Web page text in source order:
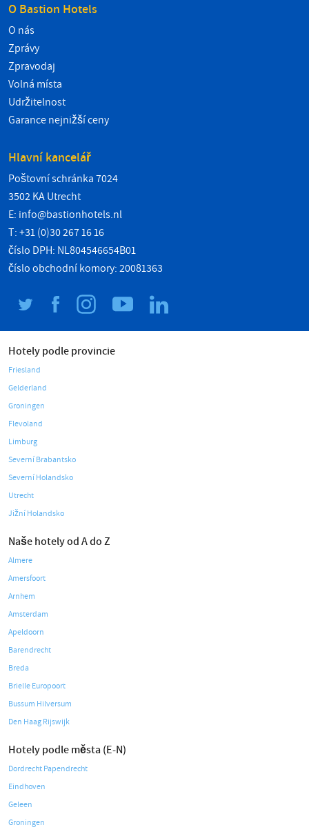
O Bastion Hotels
O nás
Zprávy
Zpravodaj
Volná místa
Udržitelnost
Garance nejnižší ceny
Hlavní kancelář
Poštovní schránka 7024
3502 KA Utrecht
E: info@bastionhotels.nl
T: +31 (0)30 267 16 16
číslo DPH: NL804546654B01
číslo obchodní komory: 20081363
Hotely podle provincie
Friesland
Gelderland
Groningen
Flevoland
Limburg
Severní Brabantsko
Severní Holandsko
Utrecht
Jižní Holandsko
Naše hotely od A do Z
Almere
Amersfoort
Arnhem
Amsterdam
Apeldoorn
Barendrecht
Breda
Brielle Europoort
Bussum Hilversum
Den Haag Rijswijk
Hotely podle města (E-N)
Dordrecht Papendrecht
Eindhoven
Geleen
Groningen